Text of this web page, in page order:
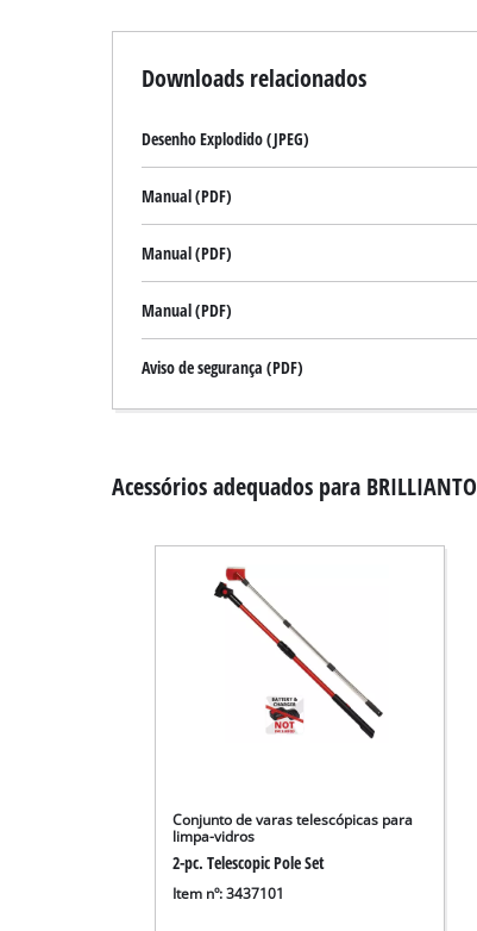
Downloads relacionados
Desenho Explodido (JPEG)
Manual (PDF)
Manual (PDF)
Manual (PDF)
Aviso de segurança (PDF)
Acessórios adequados para BRILLIANTO
Conjunto de varas telescópicas para
limpa-vidros
2-pc. Telescopic Pole Set
Item nº: 3437101